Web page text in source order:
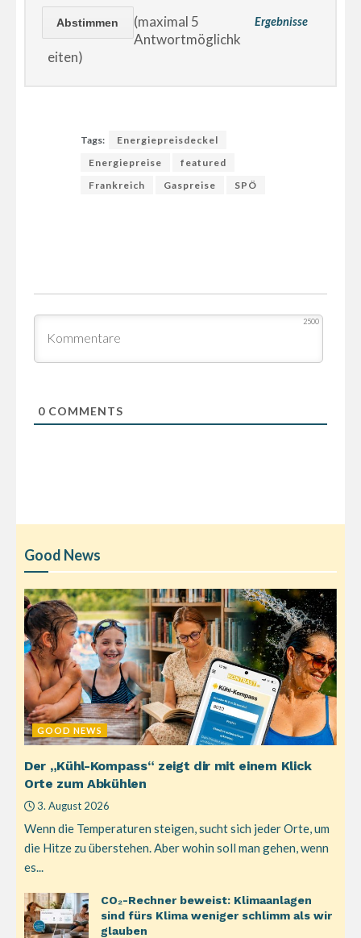
Ergebnisse
(maximal 5
Antwortmöglichk
eiten)
Tags:
Energiepreisdeckel
Energiepreise
featured
Frankreich
Gaspreise SPÖ
2500
0COMMENTS
Good News
GOOD NEWS
Der „Kühl-Kompass“ zeigt dir mit einem Klick
Orte zum Abkühlen
3. August 2026
Wenn die Temperaturen steigen, sucht sich jeder Orte, um
die Hitze zu überstehen. Aber wohin soll man gehen, wenn
es...
CO₂-Rechner beweist: Klimaanlagen
sind fürs Klima weniger schlimm als wir
glauben